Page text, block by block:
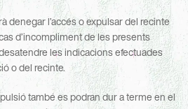
denegar l’accés o expulsar del recinte
d’incompliment de les presents
les indicacions efectuades
o del recinte.
també es podran dur a terme en el